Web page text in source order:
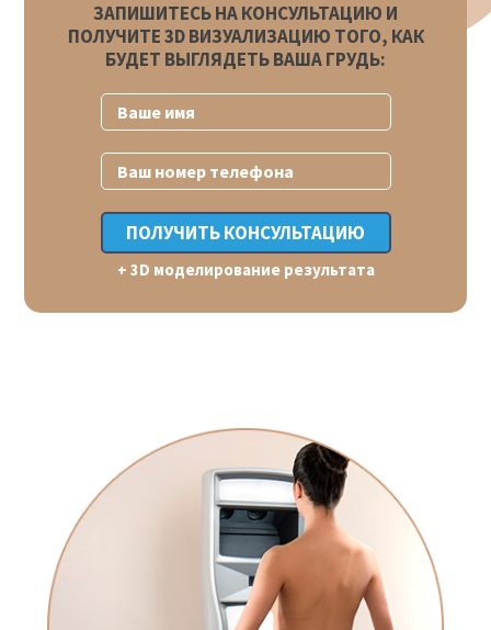
ЗАПИШИТЕСЬ НА КОНСУЛЬТАЦИЮ И
ПОЛУЧИТЕ 3D ВИЗУАЛИЗАЦИЮ ТОГО, КАК
БУДЕТ ВЫГЛЯДЕТЬ ВАША ГРУДЬ:
+ 3D моделирование результата